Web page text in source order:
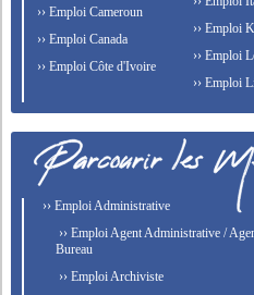
›› Emploi Cameroun
›› Emploi Canada
›› Emploi Côte d'Ivoire
›› Emploi
›› Emploi
›› Emploi
›› Emploi Administrative
›› Emploi Agent Administrative /
Bureau
›› Emploi Archiviste